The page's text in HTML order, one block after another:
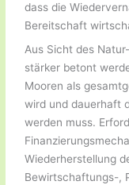
dass die
Bereitschaft
Aus Sicht des
stärker betont
Mooren als
wird und dauerhaft
werden muss.
Wiederherstellung
Bewirtschaftungs-,